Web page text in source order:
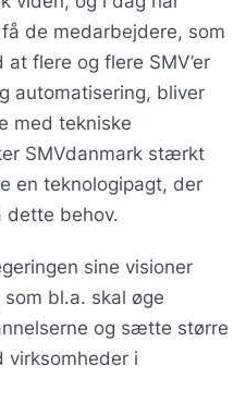
de medarbejdere, som
flere og flere SMV’er
automatisering, bliver
med tekniske
SMVdanmark stærkt
en teknologipagt, der
behov.
sine visioner
bl.a. skal øge
og sætte større
virksomheder i